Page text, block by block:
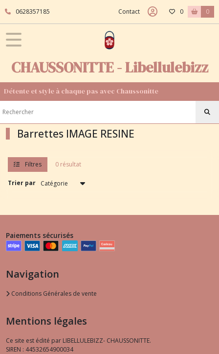
0628357185 Contact 0 0
CHAUSSONITTE - Libellulebizz
Détente et style à chaque pas avec Chaussonitte
Barrettes IMAGE RESINE
Filtres 0 résultat
Trier par
Fermer
FILTRES
Tous
Afficher
les
résultats
Paiements sécurisés
Navigation
Conditions Générales de vente
Mentions légales
Ce site est édité par LIBELLULEBIZZ- CHAUSSONITTE.
SIREN : 44532654900034